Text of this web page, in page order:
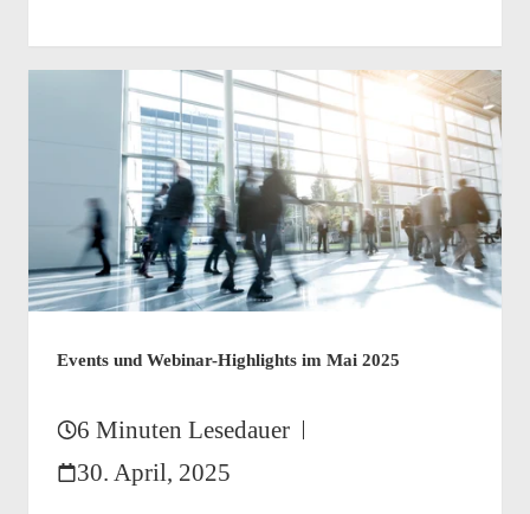
Events und Webinar-Highlights im Mai 2025
6 Minuten Lesedauer
30. April, 2025